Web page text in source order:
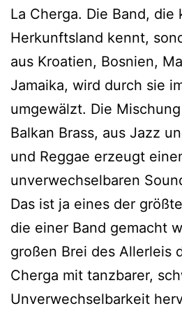
La Cherga. Die Band, die
Herkunftsland kennt,
aus Kroatien, Bosnien,
Jamaika, wird durch sie
umgewälzt. Die
Balkan Brass, aus Jazz
und Reggae erzeugt
unverwechselbaren
Das ist ja eines der
die einer Band gemacht
großen Brei des Allerleis
Cherga mit tanzbarer,
Unverwechselbarkeit